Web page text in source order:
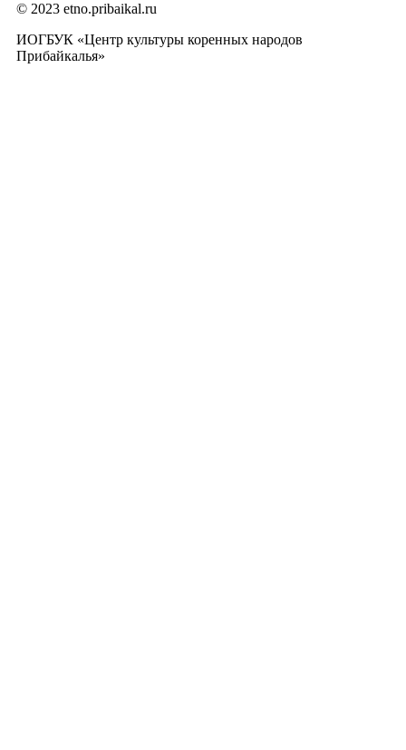
© 2023 etno.pribaikal.ru
ИОГБУК «Центр культуры коренных народов
Прибайкалья»